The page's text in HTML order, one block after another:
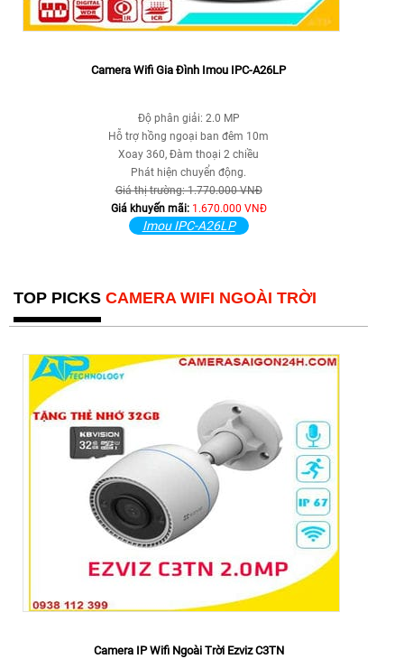
Camera Wifi Gia Đình Imou IPC-A26LP
Độ phân giải: 2.0 MP
Hỗ trợ hồng ngoại ban đêm 10m
Xoay 360, Đàm thoại 2 chiều
Phát hiện chuyển động.
Giá thị trường: 1.770.000 VNĐ
Giá khuyến mãi: 1.670.000 VNĐ
Imou IPC-A26LP
TOP PICKS CAMERA WIFI NGOÀI TRỜI
Camera IP Wifi Ngoài Trời Ezviz C3TN